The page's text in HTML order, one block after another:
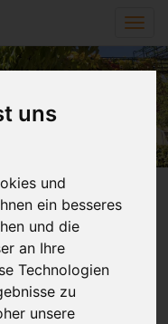
uns
und
ein besseres
und die
an Ihre
Technologien
zu
unsere
unserer
unsere Schule vor